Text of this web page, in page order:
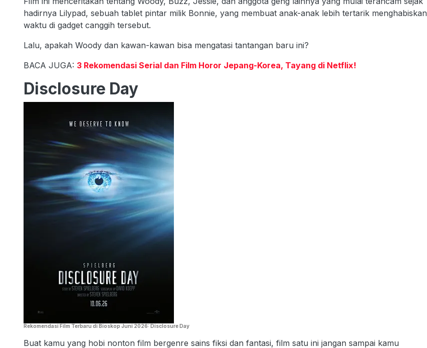
hadirnya Lilypad, sebuah tablet pintar milik Bonnie, yang membuat anak-anak lebih tertarik menghabiskan
waktu di gadget canggih tersebut.
Lalu, apakah Woody dan kawan-kawan bisa mengatasi tantangan baru ini?
BACA JUGA: 3 Rekomendasi Serial dan Film Horor Jepang-Korea, Tayang di Netflix!
Disclosure Day
Rekomendasi Film Terbaru di Bioskop Juni 2026: Disclosure Day
Buat kamu yang hobi nonton film bergenre sains fiksi dan fantasi, film satu ini jangan sampai kamu